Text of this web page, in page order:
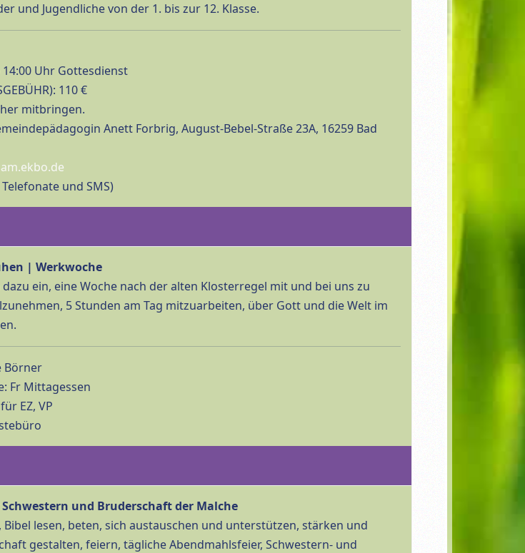
und Jugendliche von der 1. bis zur 12. Klasse.
14:00 Uhr Gottesdienst
110 €
mitbringen.
Anett Forbrig, August-Bebel-Straße 23A, 16259 Bad
und SMS)
| Werkwoche
ein, eine Woche nach der alten Klosterregel mit und bei uns zu
5 Stunden am Tag mitzuarbeiten, über Gott und die Welt im
Börner
Fr Mittagessen
EZ, VP
und Bruderschaft der Malche
lesen, beten, sich austauschen und unterstützen, stärken und
gestalten, feiern, tägliche Abendmahlsfeier, Schwestern- und